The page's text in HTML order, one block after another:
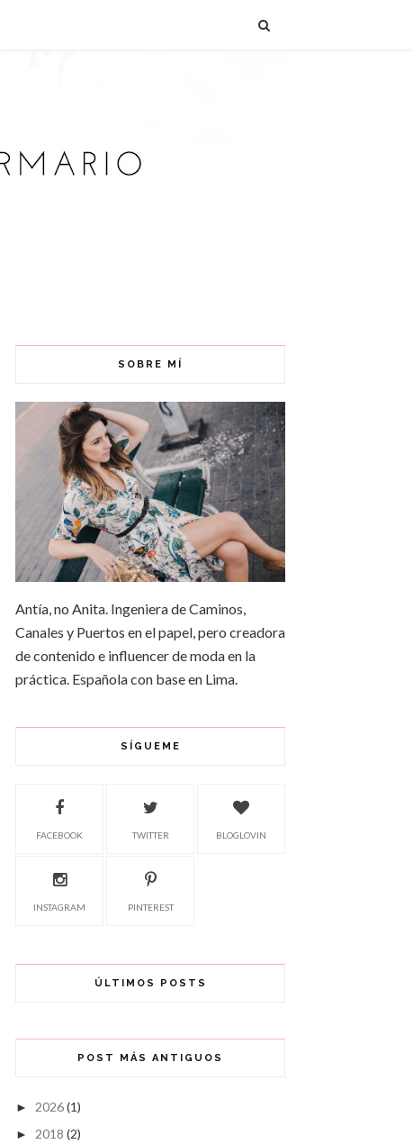
SOBRE MÍ
Antía, no Anita. Ingeniera de Caminos,
Canales y Puertos en el papel, pero creadora
de contenido e influencer de moda en la
práctica. Española con base en Lima.
SÍGUEME
FACEBOOK TWITTER BLOGLOVIN
INSTAGRAM PINTEREST
ÚLTIMOS POSTS
POST MÁS ANTIGUOS
► 2026(1)
► 2018 (2)